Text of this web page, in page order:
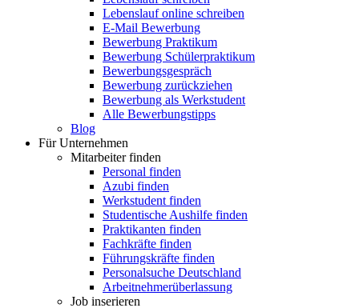
Lebenslauf online schreiben
E-Mail Bewerbung
Bewerbung Praktikum
Bewerbung Schülerpraktikum
Bewerbungsgespräch
Bewerbung zurückziehen
Bewerbung als Werkstudent
Alle Bewerbungstipps
Blog
Für Unternehmen
Mitarbeiter finden
Personal finden
Azubi finden
Werkstudent finden
Studentische Aushilfe finden
Praktikanten finden
Fachkräfte finden
Führungskräfte finden
Personalsuche Deutschland
Arbeitnehmerüberlassung
Job inserieren